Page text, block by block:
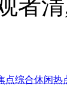
者
点综合休闲热